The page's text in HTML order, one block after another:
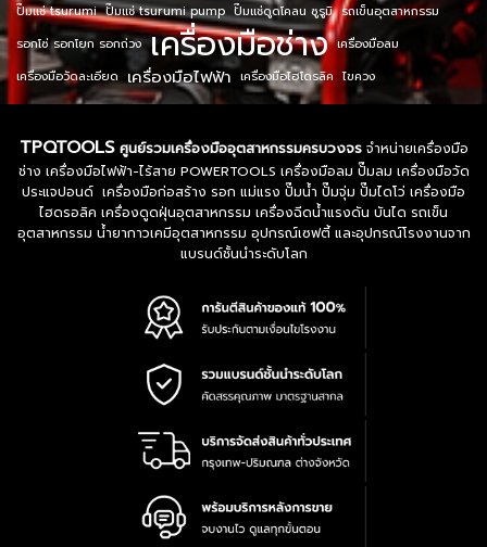
ปั๊มแช่ tsurumi ปั๊มแช่ tsurumi pump ปั๊มแช่ดูดโคลน ซูรูมิ รถเข็นอุตสาหกรรม
รอกโซ่ รอกโยก รอกถ่วง เครื่องมือช่าง เครื่องมือลม
เครื่องมือวัดละเอียด เครื่องมือไฟฟ้า เครื่องมือไฮโดรลิค ไขควง
TPQTOOLS ศูนย์รวมเครื่องมืออุตสาหกรรมครบวงจรจำหน่ายเครื่องมือ
ช่าง เครื่องมือไฟฟ้า-ไร้สาย POWERTOOLS เครื่องมือลม ปั๊มลม เครื่องมือวัด
ประแจปอนด์ เครื่องมือก่อสร้าง รอก แม่แรง ปั๊มน้ำ ปั๊มจุ่ม ปั๊มไดโว่ เครื่องมือ
ไฮดรอลิค เครื่องดูดฝุ่นอุตสาหกรรม เครื่องฉีดน้ำแรงดัน บันได รถเข็น
อุตสาหกรรม น้ำยากาวเคมีอุตสาหกรรม อุปกรณ์เซฟตี้ และอุปกรณ์โรงงานจาก
แบรนด์ชั้นนำระดับโลก